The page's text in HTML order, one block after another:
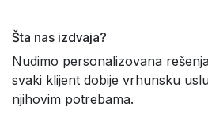
Šta nas izdvaja?
Nudimo personalizovana
svaki klijent dobije vrhunsku
njihovim potrebama.